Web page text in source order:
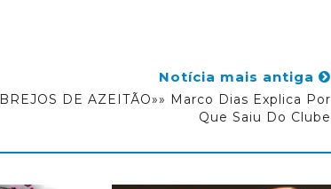
Notícia mais antiga
BREJOS DE AZEITÃO»» Marco Dias Explica Por
Que Saiu Do Clube